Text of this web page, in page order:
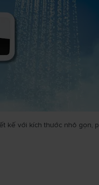
kế với kích thước nhỏ gọn,